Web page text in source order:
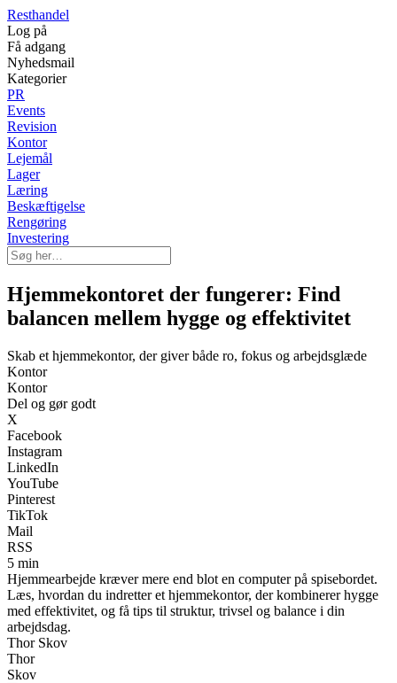
Resthandel
Log på
Få adgang
Nyhedsmail
Kategorier
PR
Events
Revision
Kontor
Lejemål
Lager
Læring
Beskæftigelse
Rengøring
Investering
Hjemmekontoret der fungerer: Find
balancen mellem hygge og effektivitet
Skab et hjemmekontor, der giver både ro, fokus og arbejdsglæde
Kontor
Kontor
Del og gør godt
X
Facebook
Instagram
LinkedIn
YouTube
Pinterest
TikTok
Mail
RSS
5 min
Hjemmearbejde kræver mere end blot en computer på spisebordet.
Læs, hvordan du indretter et hjemmekontor, der kombinerer hygge
med effektivitet, og få tips til struktur, trivsel og balance i din
arbejdsdag.
Thor Skov
Thor
Skov